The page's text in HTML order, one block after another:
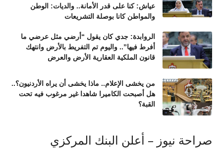
عياش: كنا على قدر الأمانة.. والديات: الوطن
والمواطن كانا بوصلة التشريعات
الروابدة: جدي كان يقول “أرضي مثل عرضي ما
أفرط فيها”.. واليوم تم التفريط بالأرض وانتهك
قانون الملكية العقارية الأرض والعرض
من يخشى الإعلام.. ماذا يخشى أن يراه الأردنيون؟..
هل أصبحت الكاميرا شاهدا غير مرغوب فيه تحت
القبة؟
صراحة نيوز – أعلن البنك المركزي